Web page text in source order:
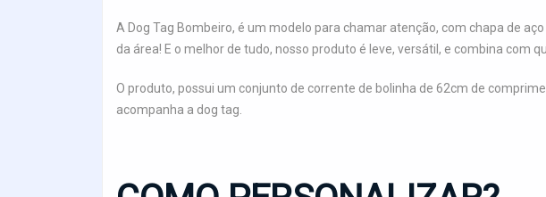
A Dog Tag Bombeiro, é um modelo para chamar atenção, com chapa de
da área! E o melhor de tudo, nosso produto é leve, versátil, e combina com
O produto, possui um conjunto de corrente de bolinha de 62cm de
acompanha a dog tag.